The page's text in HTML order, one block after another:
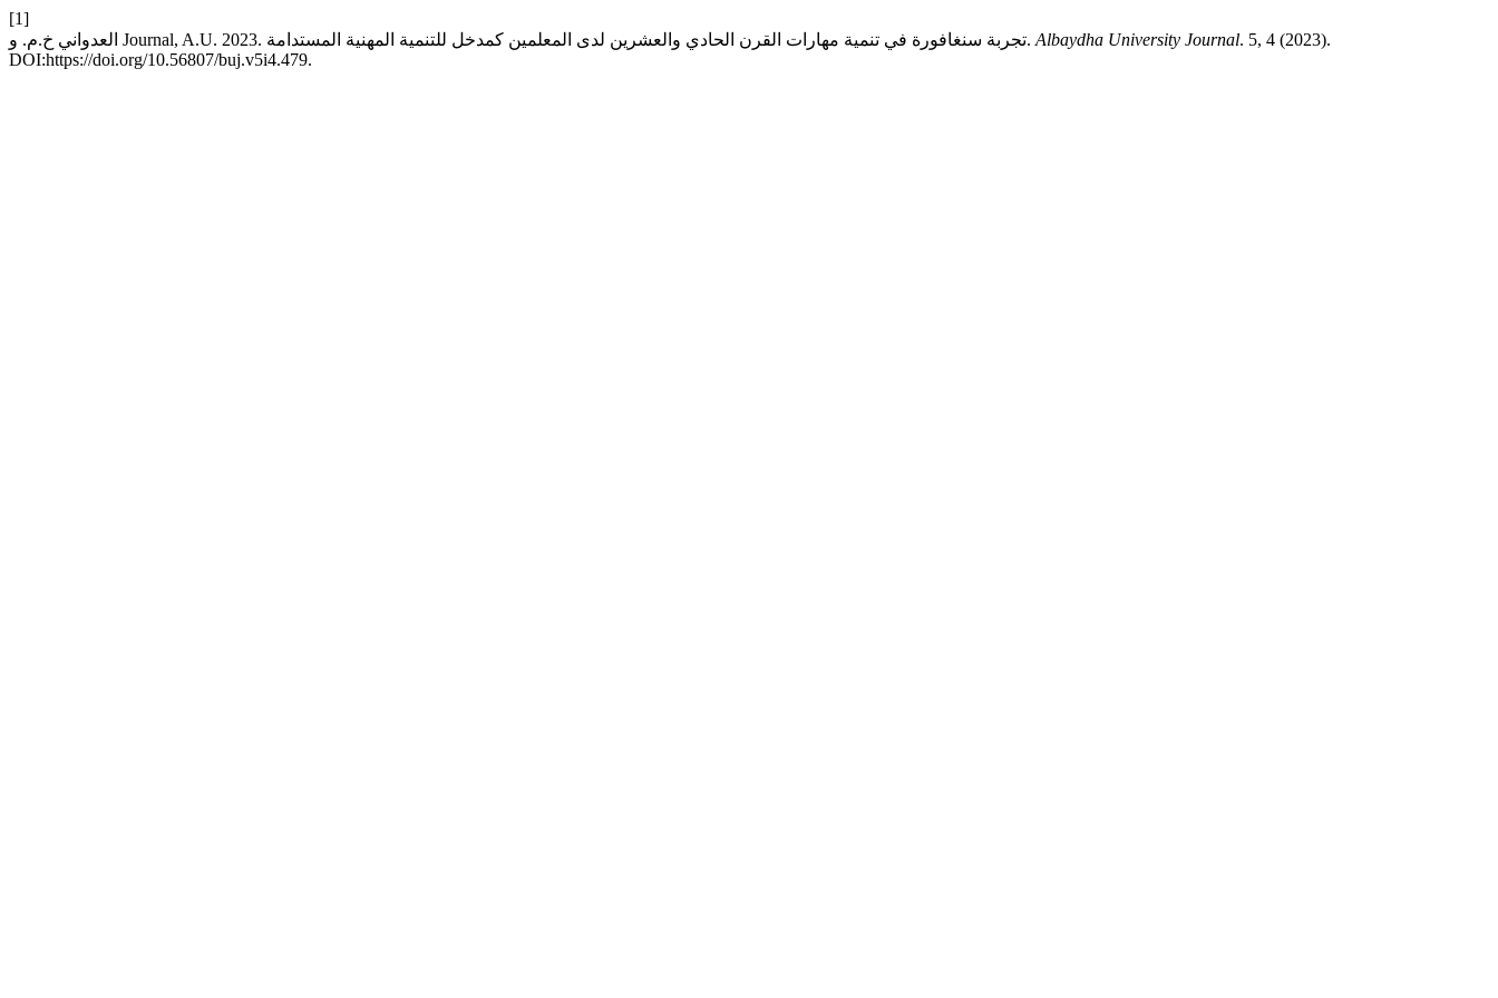
[1]
العدواني خ.م. و Journal, A.U. 2023. تجربة سنغافورة في تنمية مهارات القرن الحادي والعشرين لدى المعلمين كمدخل للتنمية المهنية المستدامة. Albaydha University Journal. 5, 4 (2023).
DOI:https://doi.org/10.56807/buj.v5i4.479.